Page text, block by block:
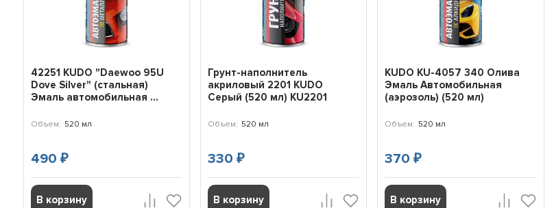
42251 KUDO "Daewoo 95U
Dove Silver" (стальная)
Эмаль автомобильная ...
Объем: 520 мл
490₽
В корзину
Грунт-наполнитель
акриловый 2201 KUDO
Серый (520 мл) KU2201
Объем: 520 мл
330₽
В корзину
KUDO KU-4057 340 Олива
Эмаль Автомобильная
(аэрозоль) (520 мл)
Объем: 520 мл
370₽
В корзину